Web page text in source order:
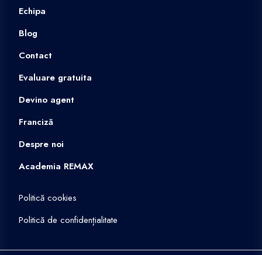
Echipa
Blog
Contact
Evaluare gratuita
Devino agent
Franciză
Despre noi
Academia REMAX
Politică cookies
Politică de confidențialitate